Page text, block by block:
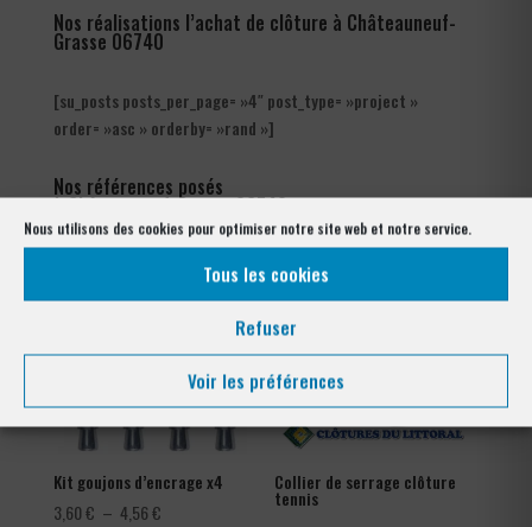
Nous utilisons des cookies pour optimiser notre site web et notre service.
Tous les cookies
Refuser
Voir les préférences
Nos réalisations l’achat de clôture à Châteauneuf-
Grasse 06740
[su_posts posts_per_page= »4″ post_type= »project »
order= »asc » orderby= »rand »]
Nos références posés
à Châteauneuf-Grasse 06740
Kit goujons d’encrage x4
3,60€ – 4,56€Plage
Collier de serrage clôture
tennis